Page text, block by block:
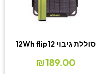
סוללת גיבוי 12Wh flip12
₪189.00